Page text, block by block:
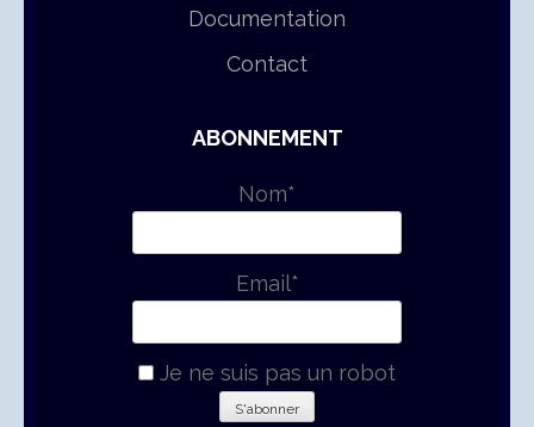
Documentation
Contact
ABONNEMENT
Nom*
Email*
Je ne suis pas un robot